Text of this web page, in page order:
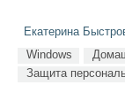
Екатерина
Windows
Защита